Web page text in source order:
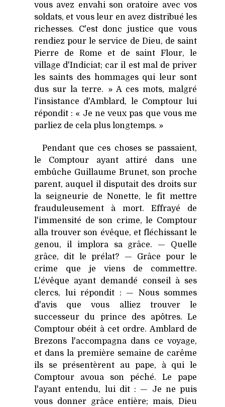
vous avez envahi son oratoire avec vos
soldats, et vous leur en avez distribué les
richesses. C'est donc justice que vous
rendiez pour le service de Dieu, de saint
Pierre de Rome et de saint Flour, le
village d'Indiciat; car il est mal de priver
les saints des hommages qui leur sont
dus sur la terre. » A ces mots, malgré
l'insistance d'Amblard, le Comptour lui
répondit : « Je ne veux pas que vous me
parliez de cela plus longtemps. »
Pendant que ces choses se passaient,
le Comptour ayant attiré dans une
embûche Guillaume Brunet, son proche
parent, auquel il disputait des droits sur
la seigneurie de Nonette, le fit mettre
frauduleusement à mort. Effrayé de
l'immensité de son crime, le Comptour
alla trouver son évêque, et fléchissant le
genou, il implora sa grâce. — Quelle
grâce, dit le prélat? — Grâce pour le
crime que je viens de commettre.
L'évêque ayant demandé conseil à ses
clercs, lui répondit : — Nous sommes
d'avis que vous alliez trouver le
successeur du prince des apôtres. Le
Comptour obéit à cet ordre. Amblard de
Brezons l'accompagna dans ce voyage,
et dans la première semaine de carême
ils se présentèrent au pape, à qui le
Comptour avoua son péché. Le pape
l'ayant entendu, lui dit : — Je ne puis
vous donner grâce entière; mais, Dieu